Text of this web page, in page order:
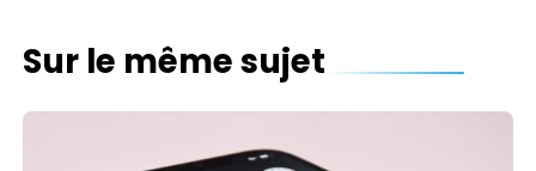
Sur le même sujet